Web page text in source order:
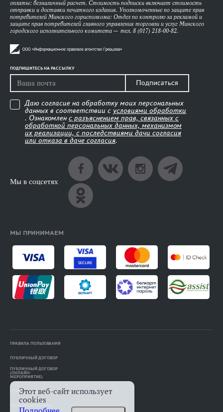
оплаты: безналичный расчет. Стоимость подписки включает стоимость
отправки и доставки печатного издания. Уполномоченные по защите прав
потребителей Минского горисполкома: Отдел по контролю за рекламой и
защите прав потребителей главного управления торговли и услуг Минского
городского исполнительного комитета — тел. 8 (017) 218-00-82.
ПОДПИШИТЕСЬ НА РАССЫЛКУ
Подписаться
Даю согласие на обработку моих персональных
данных в соответствии с условиями обработки
. Ознакомлен с разъяснением прав, связанных с
обработкой персональных данных, механизмом
их реализации, с последствиями дачи согласия
или отказа в даче согласия.
Мы в соцсетях
МЫ ПРИНИМАЕМ
ПРАВИЛА ПОЛЬЗОВАНИЯ
ПУБЛИЧНЫЙ ДОГОВОР
ПУБЛИЧНЫЙ ДОГОВОР
(ОНЛАЙН-
МЕРОПРИЯТИЕ)
ПАМЯТКА АВТОРАМ
Этот веб-сайт использует
cookies